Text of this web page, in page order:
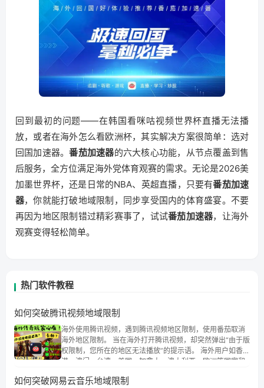
回到最初的问题——在韩国看咪咕视频世界杯直播无法播
放，或者在海外怎么看欧洲杯，其实解决方案很简单：选对
回国加速器。番茄加速器的六大核心功能，从节点覆盖到售
后服务，全方位满足海外党体育观赛的需求。无论是2026美
加墨世界杯，还是日常的NBA、英超直播，只要有番茄加速
器，你就能打破地域限制，同步享受国内的体育盛宴。不要
再因为地区限制错过精彩赛事了，试试番茄加速器，让海外
观赛变得轻松简单。
热门软件教程
如何突破腾讯视频地域限制
海外使用腾讯视频，遇到腾讯视频地区限制，使用番茄取消
海外地区限制。 当在海外打开腾讯视频，却突然弹出“由于版
权限制，您所在的地区无法播放”的提示语。 海外用户如香
港、澳门、台湾、美国、加拿大、澳大利亚、欧洲等国家和
权限制问题，且仅能在中国大陆地区播放。 遇到这个问题的
如何突破网易云音乐地域限制